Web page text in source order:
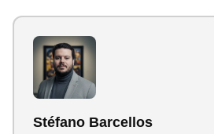
Stéfano Barcellos